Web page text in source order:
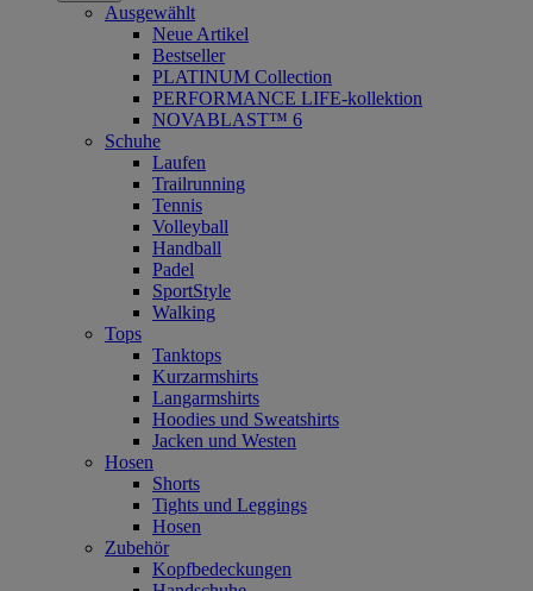
Ausgewählt
Neue Artikel
Bestseller
PLATINUM Collection
PERFORMANCE LIFE-kollektion
NOVABLAST™ 6
Schuhe
Laufen
Trailrunning
Tennis
Volleyball
Handball
Padel
SportStyle
Walking
Tops
Tanktops
Kurzarmshirts
Langarmshirts
Hoodies und Sweatshirts
Jacken und Westen
Hosen
Shorts
Tights und Leggings
Hosen
Zubehör
Kopfbedeckungen